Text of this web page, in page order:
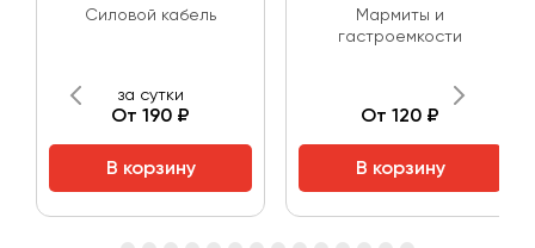
Силовой кабель
за сутки
От 190 ₽
В корзину
Мармиты и
гастроемкости
От 120 ₽
В корзину